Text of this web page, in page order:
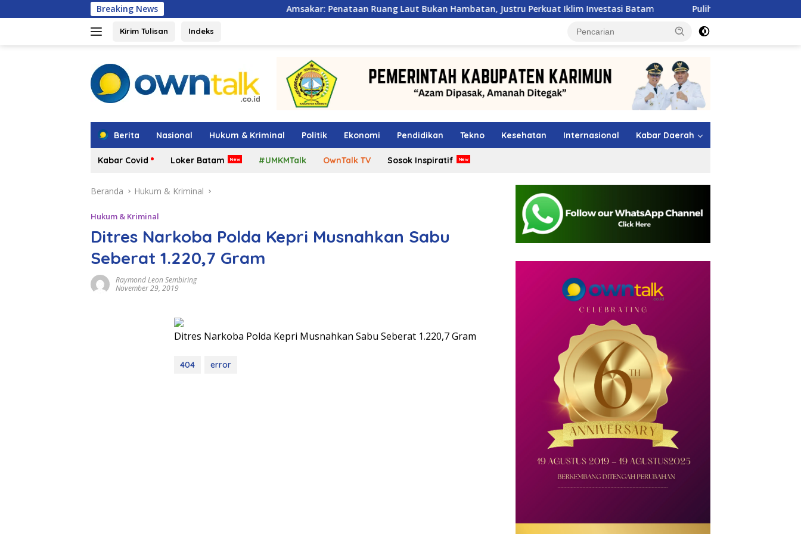
ke
Breaking News Amsakar: Penataan Ruang Laut Bukan Hambatan, Justru Perkuat Iklim Investasi Batam Pulihkan Sumbar Pasca Banjir,
Kirim Tulisan Indeks
Berita Nasional Hukum & Kriminal Politik Ekonomi Pendidikan Tekno Kesehatan Internasional Kabar Daerah
Kabar Covid Loker Batam #UMKMTalk OwnTalk TV Sosok Inspiratif
Beranda Hukum & Kriminal
Hukum & Kriminal
Ditres Narkoba Polda Kepri Musnahkan Sabu
Seberat 1.220,7 Gram
Raymond Leon Sembiring
November 29, 2019
Ditres Narkoba Polda Kepri Musnahkan Sabu Seberat 1.220,7 Gram
404 error